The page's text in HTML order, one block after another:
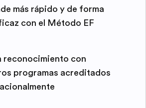
más rápido y de forma
con el Método EF
reconocimiento con
programas acreditados